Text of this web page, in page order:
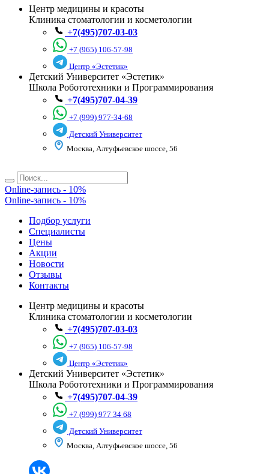
Центр медицины и красоты
Клиника стоматологии и косметологии
+7(495)707-03-03
+7 (965) 106-57-98
Центр «Эстетик»
Детский Университет «Эстетик»
Школа Робототехники и Программирования
+7(495)707-04-39
+7 (999) 977-34-68
Детский Университет
Москва, Алтуфьевское шоссе, 56
Online-запись - 10%
Online-запись - 10%
Подбор услуги
Специалисты
Цены
Акции
Новости
Отзывы
Контакты
Центр медицины и красоты
Клиника стоматологии и косметологии
+7(495)707-03-03
+7 (965) 106-57-98
Центр «Эстетик»
Детский Университет «Эстетик»
Школа Робототехники и Программирования
+7(495)707-04-39
+7 (999) 977 34 68
Детский Университет
Москва, Алтуфьевское шоссе, 56